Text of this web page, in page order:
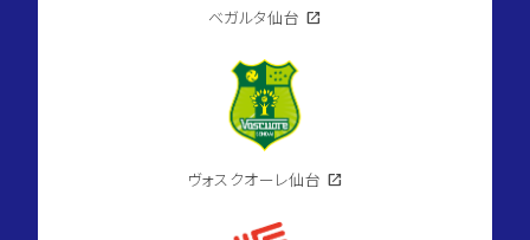
ベガルタ仙台 open_in_new
ヴォスクオーレ仙台 open_in_new